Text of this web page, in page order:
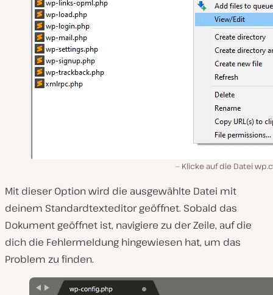
Klicke auf die Datei
Mit dieser Option wird die ausgewählte Datei mit
deinem Standardtexteditor geöffnet. Sobald das
Dokument geöffnet ist, navigiere zu der Zeile, auf die
dich die Fehlermeldung hingewiesen hat, um das
Problem zu finden.